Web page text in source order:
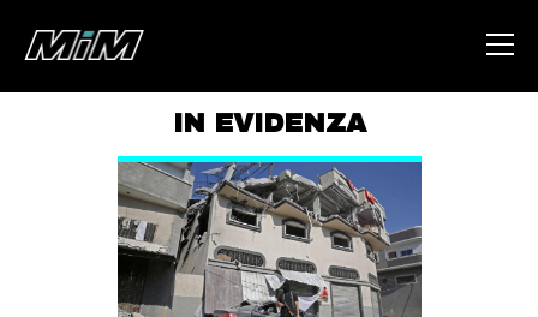
ABOUT
AREA
DEGENERAZIONE
IN EVIDENZA